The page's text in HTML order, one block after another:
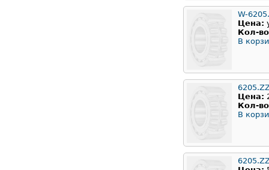
W-
Цена:
Кол-
В
Цена:
Кол-
В